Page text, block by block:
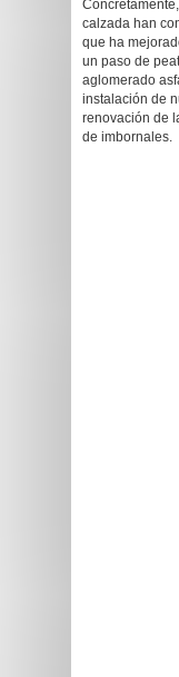
calzada han
que ha
un paso de
aglomerado
instalación de
renovación de
de imbornales.